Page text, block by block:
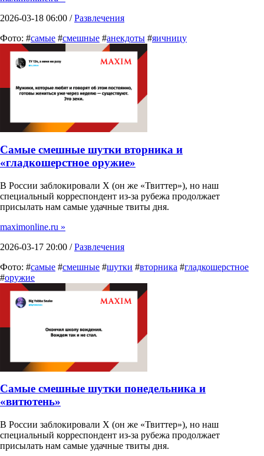
2026-03-18 06:00 /Развлечения
Фото: #самые #смешные #анекдоты #яичницу
Самые смешные шутки вторника и
«гладкошерстное оружие»
В России заблокировали X (он же «Твиттер»), но наш
специальный корреспондент из-за рубежа продолжает
присылать нам самые удачные твиты дня.
maximonline.ru »
2026-03-17 20:00 /Развлечения
Фото: #самые #смешные #шутки #вторника #гладкошерстное
#оружие
Самые смешные шутки понедельника и
«витютень»
В России заблокировали X (он же «Твиттер»), но наш
специальный корреспондент из-за рубежа продолжает
присылать нам самые удачные твиты дня.